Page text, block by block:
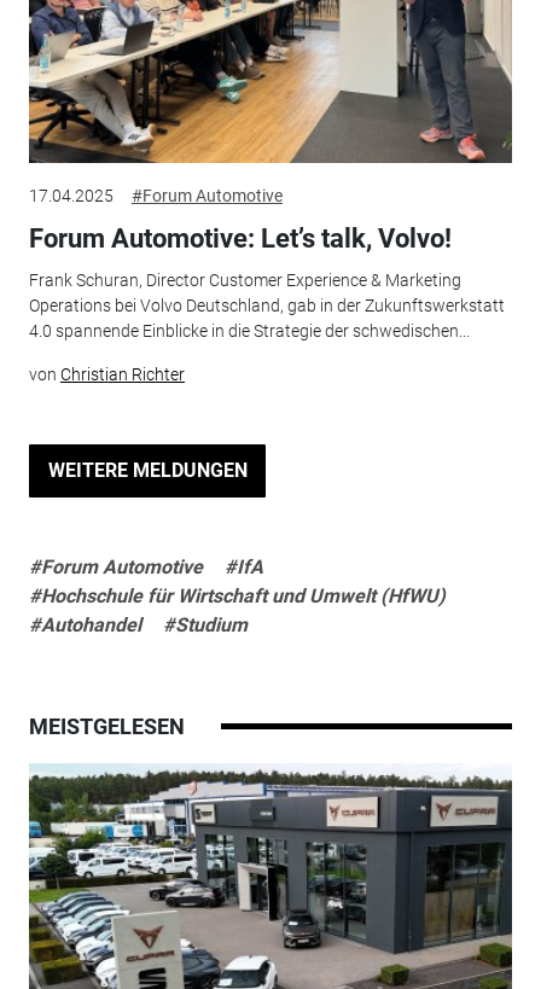
17.04.2025 #Forum Automotive
Forum Automotive: Let’s talk, Volvo!
Frank Schuran, Director Customer Experience & Marketing
Operations bei Volvo Deutschland, gab in der Zukunftswerkstatt
4.0 spannende Einblicke in die Strategie der schwedischen...
von Christian Richter
WEITERE MELDUNGEN
#Forum Automotive
#IfA
#Hochschule für Wirtschaft und Umwelt (HfWU)
#Autohandel
#Studium
MEISTGELESEN